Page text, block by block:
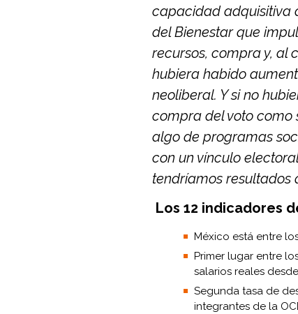
capacidad adquisitiva
del Bienestar que
recursos, compra y, al
hubiera habido
neoliberal. Y si no
compra del voto como
algo de programas
con un vínculo
tendríamos resultados
Los 12 indicadores
México está entre
Primer lugar entre
salarios reales desde
Segunda tasa de
integrantes de la